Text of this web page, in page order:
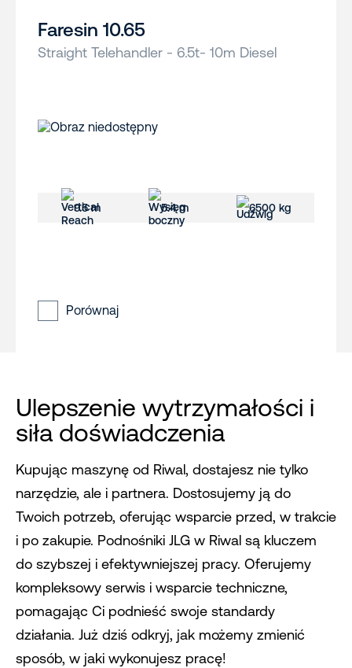
Faresin 10.65
Straight Telehandler - 6.5t- 10m Diesel
9.5 m 5.4 m 6500 kg
Porównaj
Ulepszenie wytrzymałości i
siła doświadczenia
Kupując maszynę od Riwal, dostajesz nie tylko
narzędzie, ale i partnera. Dostosujemy ją do
Twoich potrzeb, oferując wsparcie przed, w trakcie
i po zakupie. Podnośniki JLG w Riwal są kluczem
do szybszej i efektywniejszej pracy. Oferujemy
kompleksowy serwis i wsparcie techniczne,
pomagając Ci podnieść swoje standardy
działania. Już dziś odkryj, jak możemy zmienić
sposób, w jaki wykonujesz pracę!